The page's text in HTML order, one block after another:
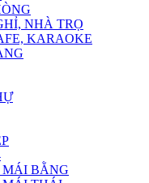
NHÀ TRỌ
KARAOKE
MÁI BẰNG